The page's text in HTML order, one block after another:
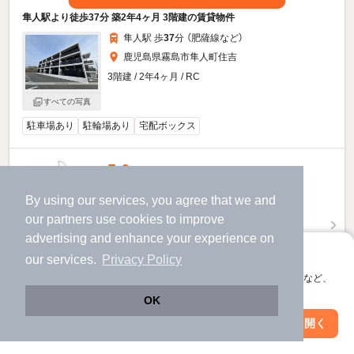
By using our services, you agree that we and
our partners use cookies to improve
advertising and enhance your experience on
our services.
Privacy Policy
OK
アプリに切り替えて、サクサクお部屋探し
会員登録なしですぐ使える。マップ検索やお気に入り保存など、
アプリを開く
隼人駅より徒歩37分 築2年4ヶ月 3階建の賃貸物件
すべての写真
隼人駅 歩37分 （肥薩線など）
鹿児島県霧島市隼人町住吉
3階建 / 2年4ヶ月 / RC
駐車場あり 駐輪場あり 宅配ボックス
5.6
1.0ヶ月
不要
お問い合わせ（無料）
絞り込み条件を変更